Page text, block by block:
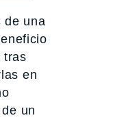
de una
tras
en
un